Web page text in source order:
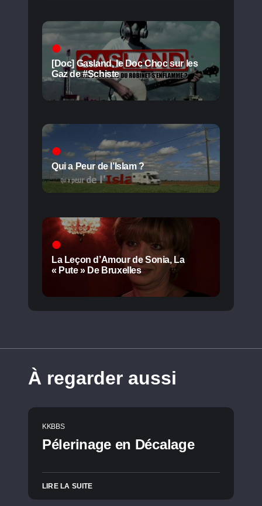
[Doc] Gasland, le Doc Choc sur les
Gaz de #Schiste
Qui a Peur de l’Islam ?
La Leçon d’Amour de Sonia, La
« Pute » De Bruxelles
À regarder aussi
KKBBS
Pélerinage en Décalage
LIRE LA SUITE